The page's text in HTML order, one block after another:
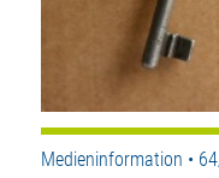
Medieninformation •